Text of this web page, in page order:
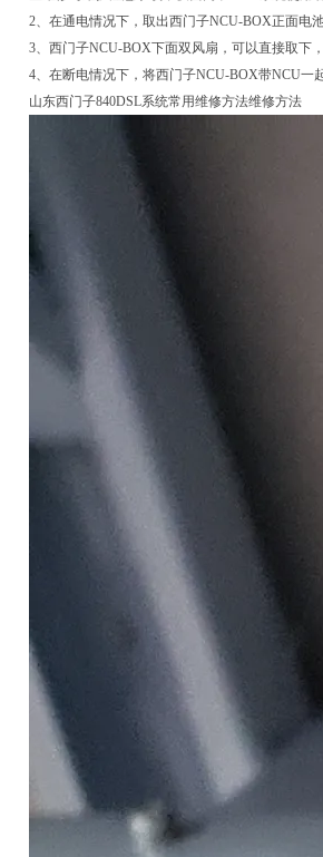
2、在通电情况下，取出西门子NCU-BOX正面电
3、西门子NCU-BOX下面双风扇，可以直接取下
4、在断电情况下，将西门子NCU-BOX带NCU一
山东西门子840DSL系统常用维修方法维修方法